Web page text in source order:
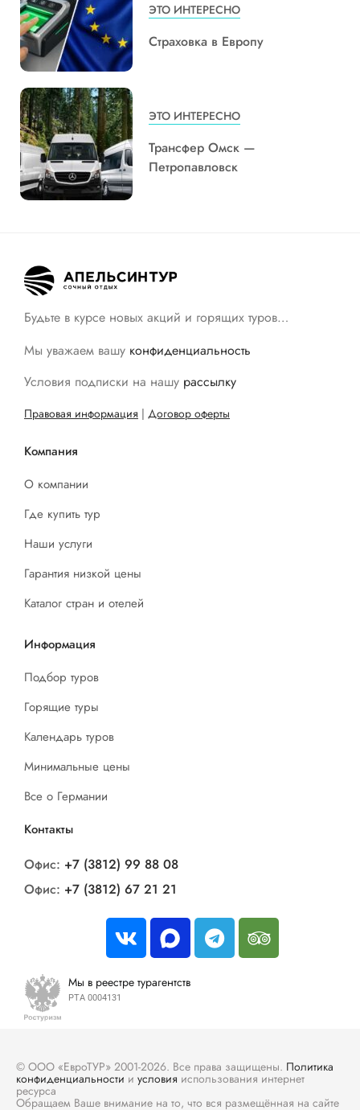
ЭТО ИНТЕРЕСНО
Страховка в Европу
ЭТО ИНТЕРЕСНО
Трансфер Омск —
Петропавловск
Будьте в курсе новых акций и горящих туров…
Мы уважаем вашу конфиденциальность
Условия подписки на нашу рассылку
Правовая информация | Договор оферты
Компания
О компании
Где купить тур
Наши услуги
Гарантия низкой цены
Каталог стран и отелей
Информация
Подбор туров
Горящие туры
Календарь туров
Минимальные цены
Все о Германии
Контакты
Офис: +7 (3812) 99 88 08
Офис: +7 (3812) 67 21 21
Мы в реестре турагентств
РТА 0004131
© ООО «ЕвроТУР» 2001-2026. Все права защищены. Политика
конфиденциальности и условия использования интернет
ресурса
Обращаем Ваше внимание на то, что вся размещённая на сайте